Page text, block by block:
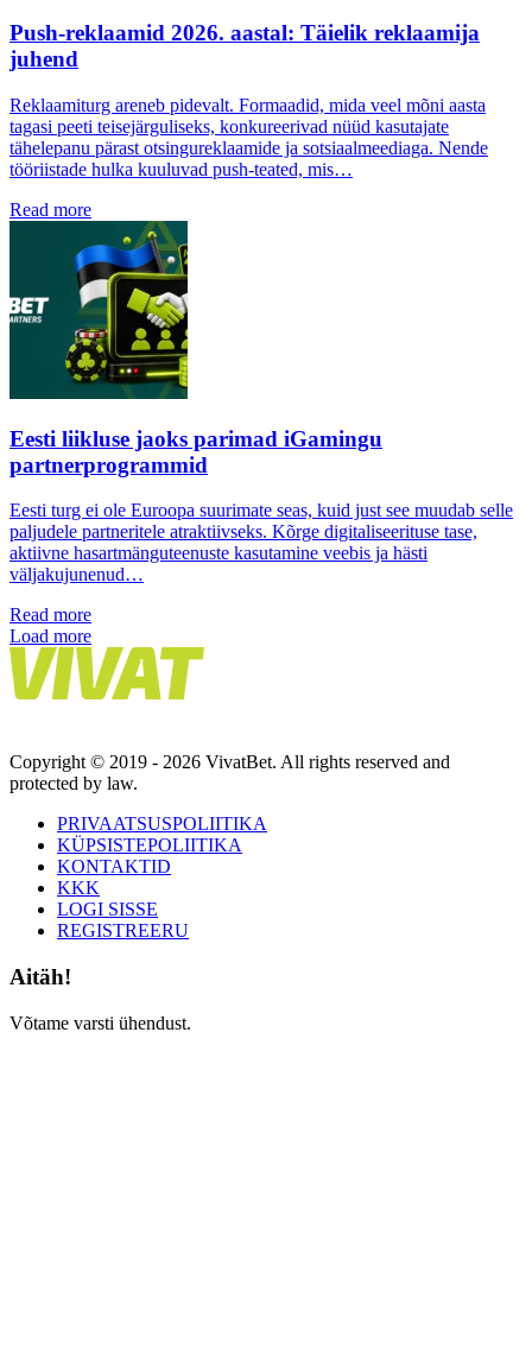
Push-reklaamid 2026. aastal: Täielik reklaamija
juhend
Reklaamiturg areneb pidevalt. Formaadid, mida veel mõni aasta
tagasi peeti teisejärguliseks, konkureerivad nüüd kasutajate
tähelepanu pärast otsingureklaamide ja sotsiaalmeediaga. Nende
tööriistade hulka kuuluvad push-teated, mis…
Read more
Eesti liikluse jaoks parimad iGamingu
partnerprogrammid
Eesti turg ei ole Euroopa suurimate seas, kuid just see muudab selle
paljudele partneritele atraktiivseks. Kõrge digitaliseerituse tase,
aktiivne hasartmänguteenuste kasutamine veebis ja hästi
väljakujunenud…
Read more
Load more
Copyright © 2019 - 2026 VivatBet. All rights reserved and
protected by law.
PRIVAATSUSPOLIITIKA
KÜPSISTEPOLIITIKA
KONTAKTID
KKK
LOGI SISSE
REGISTREERU
Aitäh!
Võtame varsti ühendust.